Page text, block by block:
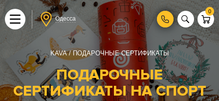
Одесса
0
KAVA ПОДАРОЧНЫЕ СЕРТИФИКАТЫ
ПОДАРОЧНЫЕ
СЕРТИФИКАТЫ НА СПОРТ